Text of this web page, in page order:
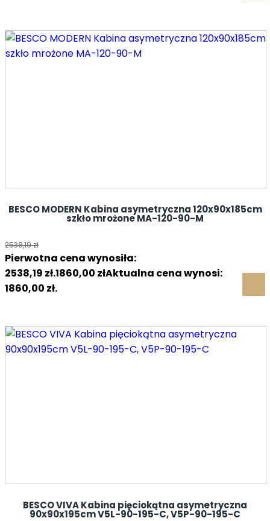
BESCO MODERN Kabina asymetryczna 120x90x185cm
szkło mrożone MA-120-90-M
2538,19zł
Pierwotna cena wynosiła:
2538,19 zł.1860,00 złAktualna cena wynosi:
1860,00 zł.
BESCO VIVA Kabina pięciokątna asymetryczna
90x90x195cm V5L-90-195-C, V5P-90-195-C